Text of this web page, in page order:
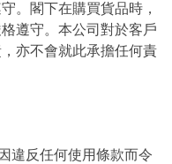
。閣下在購買貨品時，
遵守。本公司對於客戶
亦不會就此承擔任何責
違反任何使用條款而令